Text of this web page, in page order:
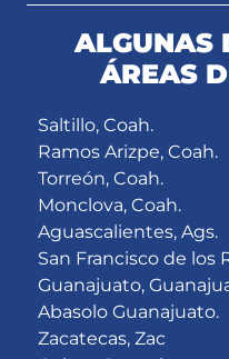
ALGUNAS
ÁREAS
Saltillo, Coah.
Ramos Arizpe, Coah.
Torreón, Coah.
Monclova, Coah.
Aguascalientes, Ags.
San Francisco de los
Guanajuato,
Abasolo Guanajuato.
Zacatecas, Zac